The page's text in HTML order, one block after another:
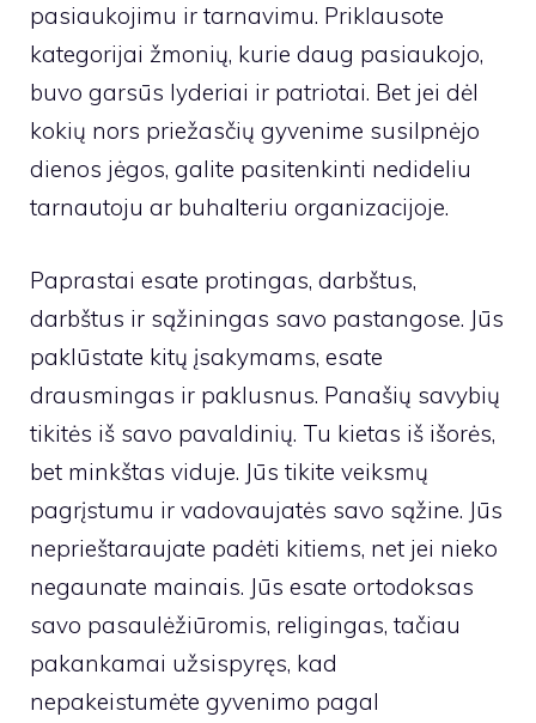
pasiaukojimu ir tarnavimu. Priklausote
kategorijai žmonių, kurie daug pasiaukojo,
buvo garsūs lyderiai ir patriotai. Bet jei dėl
kokių nors priežasčių gyvenime susilpnėjo
dienos jėgos, galite pasitenkinti nedideliu
tarnautoju ar buhalteriu organizacijoje.
Paprastai esate protingas, darbštus,
darbštus ir sąžiningas savo pastangose. Jūs
paklūstate kitų įsakymams, esate
drausmingas ir paklusnus. Panašių savybių
tikitės iš savo pavaldinių. Tu kietas iš išorės,
bet minkštas viduje. Jūs tikite veiksmų
pagrįstumu ir vadovaujatės savo sąžine. Jūs
neprieštaraujate padėti kitiems, net jei nieko
negaunate mainais. Jūs esate ortodoksas
savo pasaulėžiūromis, religingas, tačiau
pakankamai užsispyręs, kad
nepakeistumėte gyvenimo pagal